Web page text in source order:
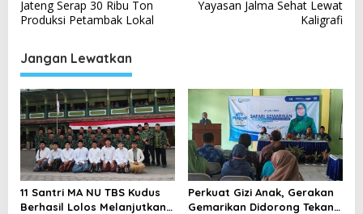
v
i
g
a
s
i
p
o
s
Jateng Serap 30 Ribu Ton
Produksi Petambak Lokal
Yayasan Jalma Sehat Lewat
Kaligrafi
Jangan Lewatkan
11 Santri MA NU TBS Kudus
Berhasil Lolos Melanjutkan
Perkuat Gizi Anak, Gerakan
Gemarikan Didorong Tekan